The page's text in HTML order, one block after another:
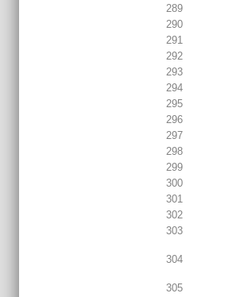
289
290
291
292
293
294
295
296
297
298
299
300
301
302
303
304
305